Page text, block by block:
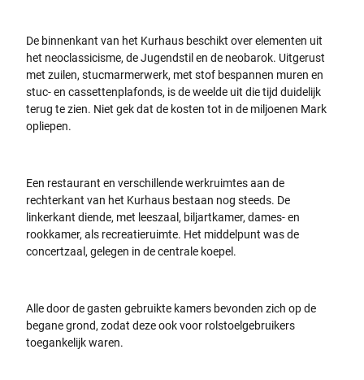
De binnenkant van het Kurhaus beschikt over elementen uit
het neoclassicisme, de Jugendstil en de neobarok. Uitgerust
met zuilen, stucmarmerwerk, met stof bespannen muren en
stuc- en cassettenplafonds, is de weelde uit die tijd duidelijk
terug te zien. Niet gek dat de kosten tot in de miljoenen Mark
opliepen.
Een restaurant en verschillende werkruimtes aan de
rechterkant van het Kurhaus bestaan nog steeds. De
linkerkant diende, met leeszaal, biljartkamer, dames- en
rookkamer, als recreatieruimte. Het middelpunt was de
concertzaal, gelegen in de centrale koepel.
Alle door de gasten gebruikte kamers bevonden zich op de
begane grond, zodat deze ook voor rolstoelgebruikers
toegankelijk waren.